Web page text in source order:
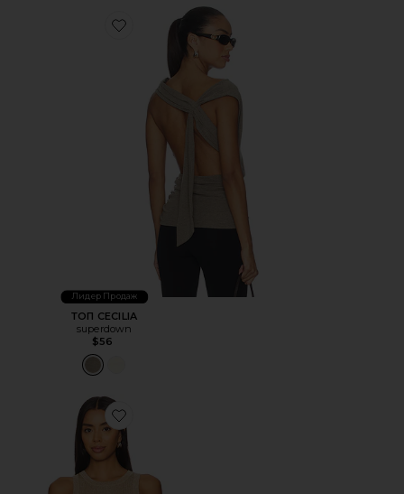
Favorite ТОП CECILIA
Лидер Продаж
ТОП CECILIA
superdown
$56
Favorite МАЙКА HEART OF GOLD